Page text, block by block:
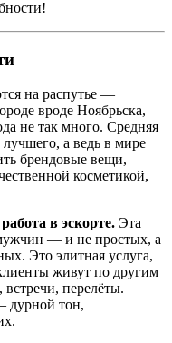
на распутье —
вроде Ноябрьска,
не так много. Средняя
лучшего, а ведь в мире
брендовые вещи,
косметикой,
в эскорте. Эта
— и не простых, а
Это элитная услуга,
живут по другим
перелёты.
дурной тон,